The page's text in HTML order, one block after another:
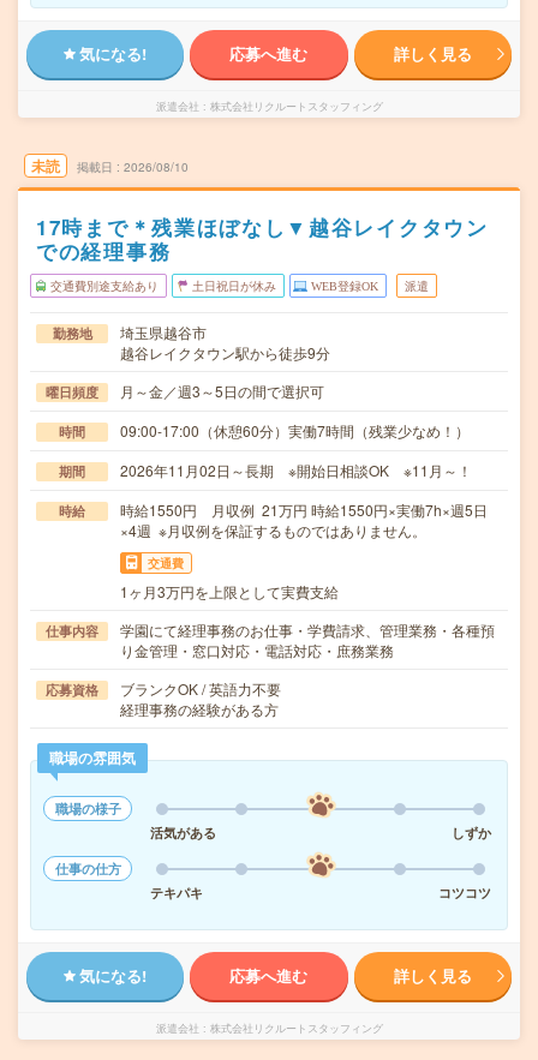
気になる! 応募へ進む 詳しく見る
派遣会社 株式会社リクルートスタッフィング
未読 掲載日 2026/08/10
17時まで＊残業ほぼなし▼越谷レイクタウン
での経理事務
交通費別途支給あり 土日祝日が休み WEB登録OK 派遣
勤務地
埼玉県越谷市
越谷レイクタウン駅から徒歩9分
曜日頻度 月～金／週3～5日の間で選択可
時間 09:00-17:00（休憩60分）実働7時間（残業少なめ！）
期間 2026年11月02日～長期 ※開始日相談OK ※11月～！
時給
時給1550円 月収例 21万円 時給1550円×実働7h×週5日
×4週 ※月収例を保証するものではありません。
交通費
1ヶ月3万円を上限として実費支給
仕事内容
学園にて経理事務のお仕事・学費請求、管理業務・各種預
り金管理・窓口対応・電話対応・庶務業務
応募資格
ブランクOK / 英語力不要
経理事務の経験がある方
職場の雰囲気
職場の様子
活気がある
しずか
仕事の仕方
テキパキ
コツコツ
気になる! 応募へ進む 詳しく見る
派遣会社 株式会社リクルートスタッフィング